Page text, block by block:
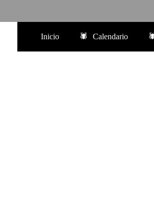
Inicio Calendario